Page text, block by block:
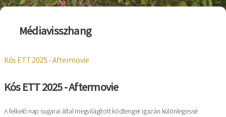
Médiavisszhang
Kós ETT 2025 - Aftermovie
Kós ETT 2025 - Aftermovie
A felkelő nap sugarai által megvilágított ködtenger igazán különlegessé